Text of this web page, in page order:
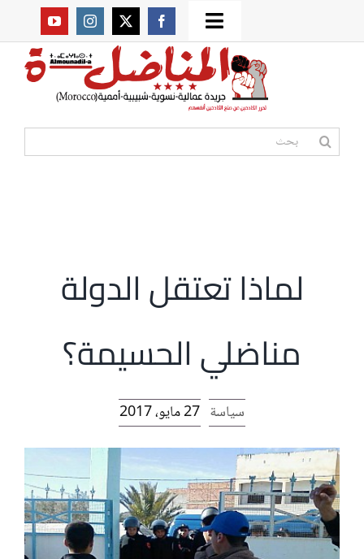
to
Toggle
Navigation
من نحن؟
افتتاحية موقع المناضل-ة
روابط
البحث
لماذا تعتقل الدولة
مناضلي الحسيمة؟
سياسة 27 مايو، 2017